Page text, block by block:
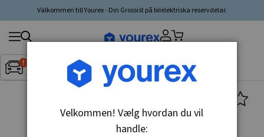
Välkommen till Yourex - Din Grossist på bilelektriska reservdelar.
Inget fordon valt▼
Søg
produkt,
producent,
Velkommen! Vælg hvordan du vil
handle: